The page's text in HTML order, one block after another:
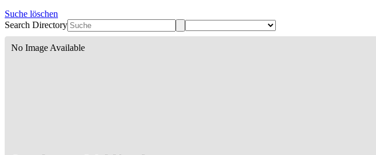
Suche löschen
Search Directory
No Image Available